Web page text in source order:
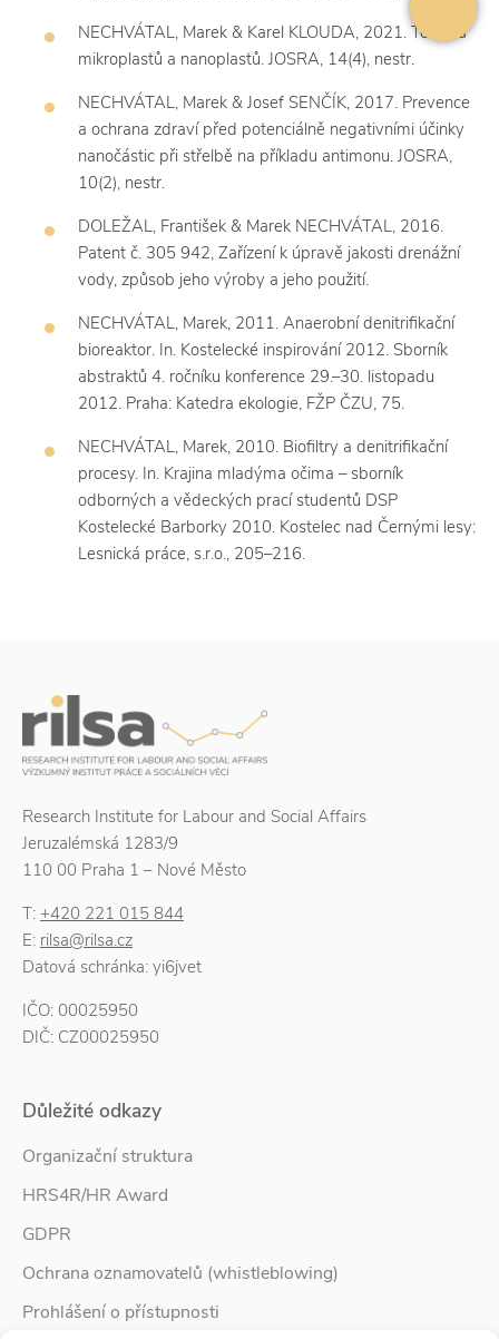
NECHVÁTAL, Marek & Karel KLOUDA, 2021. Toxicita
mikroplastů a nanoplastů. JOSRA, 14(4), nestr.
NECHVÁTAL, Marek & Josef SENČÍK, 2017. Prevence
a ochrana zdraví před potenciálně negativními účinky
nanočástic při střelbě na příkladu antimonu. JOSRA,
10(2), nestr.
DOLEŽAL, František & Marek NECHVÁTAL, 2016.
Patent č. 305 942, Zařízení k úpravě jakosti drenážní
vody, způsob jeho výroby a jeho použití.
NECHVÁTAL, Marek, 2011. Anaerobní denitrifikační
bioreaktor. In. Kostelecké inspirování 2012. Sborník
abstraktů 4. ročníku konference 29.–30. listopadu
2012. Praha: Katedra ekologie, FŽP ČZU, 75.
NECHVÁTAL, Marek, 2010. Biofiltry a denitrifikační
procesy. In. Krajina mladýma očima – sborník
odborných a vědeckých prací studentů DSP
Kostelecké Barborky 2010. Kostelec nad Černými lesy:
Lesnická práce, s.r.o., 205–216.
Research Institute for Labour and Social Affairs
Jeruzalémská 1283/9
110 00 Praha 1 – Nové Město
T: +420 221 015 844
E: rilsa@rilsa.cz
Datová schránka: yi6jvet
IČO: 00025950
DIČ: CZ00025950
Důležité odkazy
Organizační struktura
HRS4R/HR Award
GDPR
Ochrana oznamovatelů (whistleblowing)
Prohlášení o přístupnosti